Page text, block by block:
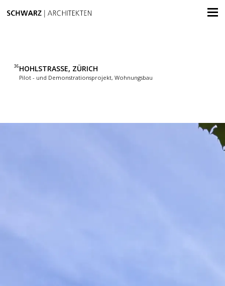
36HOHLSTRASSE, ZÜRICH
Pilot - und Demonstrationsprojekt, Wohnungsbau